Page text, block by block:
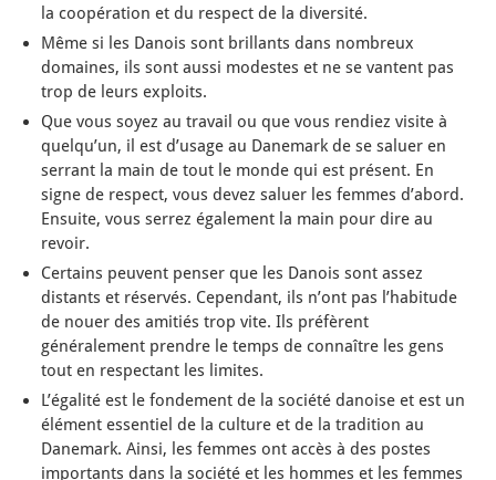
la coopération et du respect de la diversité.
Même si les Danois sont brillants dans nombreux
domaines, ils sont aussi modestes et ne se vantent pas
trop de leurs exploits.
Que vous soyez au travail ou que vous rendiez visite à
quelqu’un, il est d’usage au Danemark de se saluer en
serrant la main de tout le monde qui est présent. En
signe de respect, vous devez saluer les femmes d’abord.
Ensuite, vous serrez également la main pour dire au
revoir.
Certains peuvent penser que les Danois sont assez
distants et réservés. Cependant, ils n’ont pas l’habitude
de nouer des amitiés trop vite. Ils préfèrent
généralement prendre le temps de connaître les gens
tout en respectant les limites.
L’égalité est le fondement de la société danoise et est un
élément essentiel de la culture et de la tradition au
Danemark. Ainsi, les femmes ont accès à des postes
importants dans la société et les hommes et les femmes